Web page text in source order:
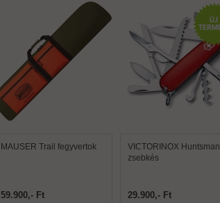
MAUSER Trail fegyvertok
59.900,- Ft
VICTORINOX Huntsman
zsebkés
29.900,- Ft